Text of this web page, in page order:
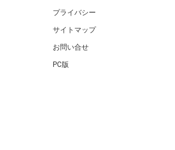
プライバシー
サイトマップ
お問い合せ
PC版